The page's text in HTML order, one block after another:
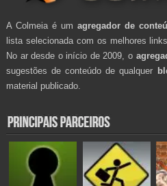
A Colmeia é um agregador de
lista selecionada com os melhores
No ar desde o início de 2009, o
sugestões de conteúdo de qualquer
material publicado.